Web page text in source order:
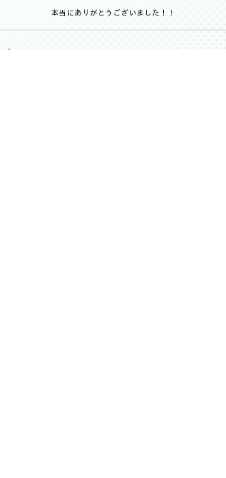
本当にありがとうございました！！